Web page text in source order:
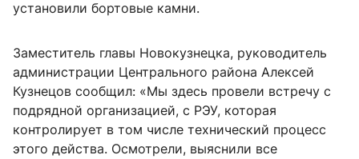
установили бортовые камни.
Заместитель главы Новокузнецка, руководитель
администрации Центрального района Алексей
Кузнецов сообщил: «Мы здесь провели встречу с
подрядной организацией, с РЭУ, которая
контролирует в том числе технический процесс
этого действа. Осмотрели, выяснили все